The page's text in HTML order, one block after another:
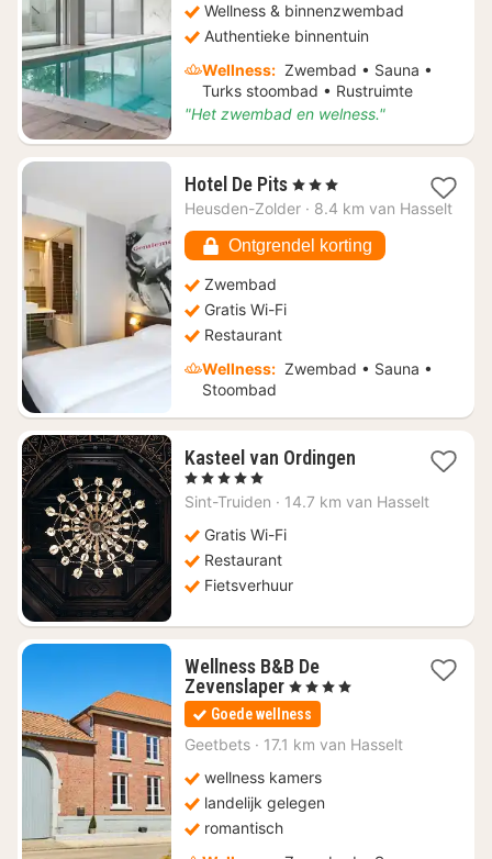
Wellness & binnenzwembad
Authentieke binnentuin
Wellness: Zwembad • Sauna •
Turks stoombad • Rustruimte
"Het zwembad en welness."
Hotel De Pits1
nacht
€
115,63
, 3 Sterren
Heusden-Zolder · 8.4 km van Hasselt
Ontgrendel korting
Zwembad
Gratis Wi-Fi
Restaurant
Wellness: Zwembad • Sauna •
Stoombad
Kasteel van Ordingen1
vanaf
, 5 Sterren
Sint-Truiden · 14.7 km van Hasselt
Gratis Wi-Fi
Restaurant
Fietsverhuur
Wellness B&B De
Zevenslaper1
nacht
vanaf
€
, 4 Sterren
Goede wellness
Geetbets · 17.1 km van Hasselt
wellness kamers
landelijk gelegen
romantisch